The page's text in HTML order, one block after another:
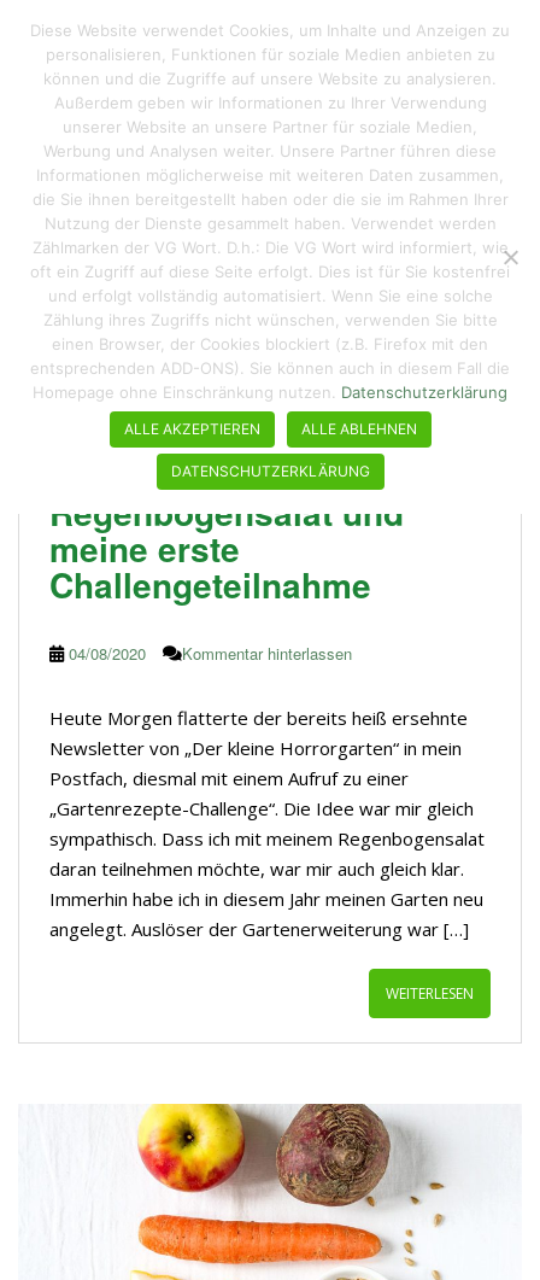
Reisen macht hungrig
Schlagwort:Rezepte
Regenbogensalat und
meine erste
Challengeteilnahme
04/08/2020 Kommentar hinterlassen
Heute Morgen flatterte der bereits heiß ersehnte
Newsletter von „Der kleine Horrorgarten“ in mein
Postfach, diesmal mit einem Aufruf zu einer
„Gartenrezepte-Challenge“. Die Idee war mir gleich
sympathisch. Dass ich mit meinem Regenbogensalat
daran teilnehmen möchte, war mir auch gleich klar.
Immerhin habe ich in diesem Jahr meinen Garten neu
angelegt. Auslöser der Gartenerweiterung war […]
WEITERLESEN
Diese Website verwendet Cookies, um Inhalte und Anzeigen zu
personalisieren, Funktionen für soziale Medien anbieten zu
können und die Zugriffe auf unsere Website zu analysieren.
Außerdem geben wir Informationen zu Ihrer Verwendung
unserer Website an unsere Partner für soziale Medien,
Werbung und Analysen weiter. Unsere Partner führen diese
Informationen möglicherweise mit weiteren Daten zusammen,
die Sie ihnen bereitgestellt haben oder die sie im Rahmen Ihrer
Nutzung der Dienste gesammelt haben. Verwendet werden
Zählmarken der VG Wort. D.h.: Die VG Wort wird informiert, wie
oft ein Zugriff auf diese Seite erfolgt. Dies ist für Sie kostenfrei
und erfolgt vollständig automatisiert. Wenn Sie eine solche
Zählung ihres Zugriffs nicht wünschen, verwenden Sie bitte
einen Browser, der Cookies blockiert (z.B. Firefox mit den
entsprechenden ADD-ONS). Sie können auch in diesem Fall die
Homepage ohne Einschränkung nutzen. Datenschutzerklärung
ALLE AKZEPTIEREN ALLE ABLEHNEN
DATENSCHUTZERKLÄRUNG